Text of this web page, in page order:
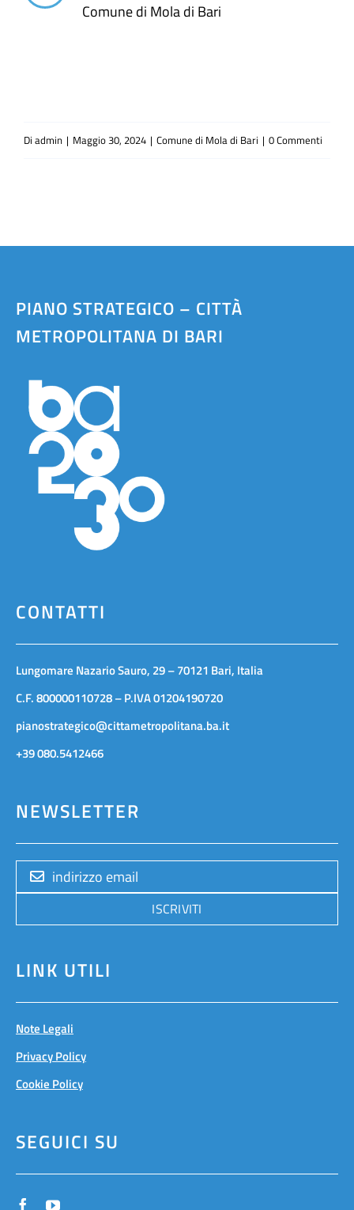
Comune di Mola di Bari
Di admin | Maggio 30, 2024 | Comune di Mola di Bari | 0 Commenti
PIANO STRATEGICO – CITTÀ
METROPOLITANA DI BARI
CONTATTI
Lungomare Nazario Sauro, 29 – 70121 Bari, Italia
C.F. 800000110728 – P.IVA 01204190720
pianostrategico@cittametropolitana.ba.it
+39 080.5412466
NEWSLETTER
ISCRIVITI
LINK UTILI
Note Legali
Privacy Policy
Cookie Policy
SEGUICI SU